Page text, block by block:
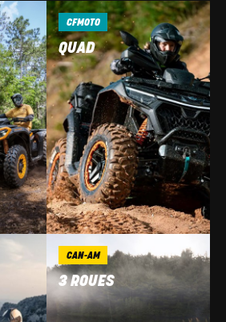
CFMOTO
QUAD
CAN-AM
3 ROUES